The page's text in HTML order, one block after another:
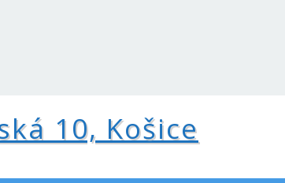
10, Košice